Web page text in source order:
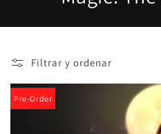
o
e
Filtrar y ordenar
Pre-Order